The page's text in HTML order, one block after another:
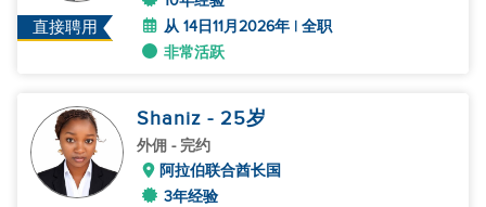
直接聘用
从 14日11月2026年 | 全职
非常活跃
Shaniz - 25岁
外佣 - 完约
阿拉伯联合酋长国
3年经验